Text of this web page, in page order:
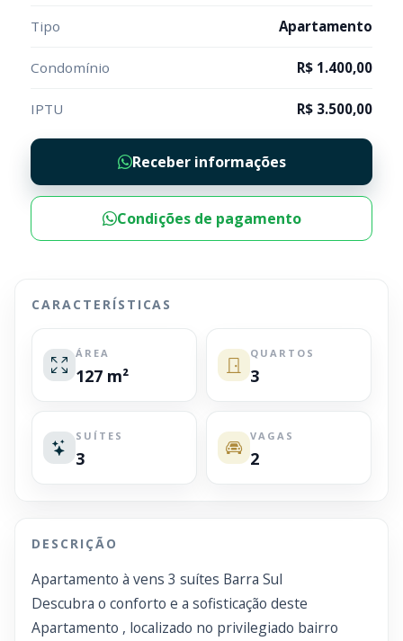
Tipo Apartamento
Condomínio R$ 1.400,00
IPTU R$ 3.500,00
Receber informações
Condições de pagamento
CARACTERÍSTICAS
ÁREA
127 m²
QUARTOS
3
SUÍTES
3
VAGAS
2
DESCRIÇÃO
Apartamento à vens 3 suítes Barra Sul
Descubra o conforto e a sofisticação deste
Apartamento , localizado no privilegiado bairro